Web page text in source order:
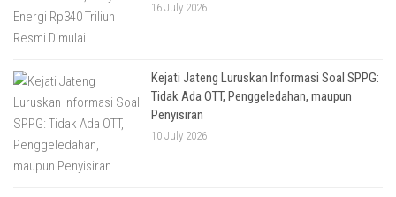
16 July 2026
Kejati Jateng Luruskan Informasi Soal SPPG:
Tidak Ada OTT, Penggeledahan, maupun
Penyisiran
10 July 2026